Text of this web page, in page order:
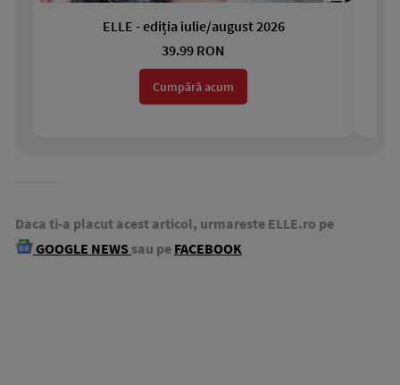
ELLE - ediția iulie/august 2026
39.99 RON
Cumpără acum
Daca ti-a placut acest articol, urmareste ELLE.ro pe
GOOGLE NEWS sau pe FACEBOOK